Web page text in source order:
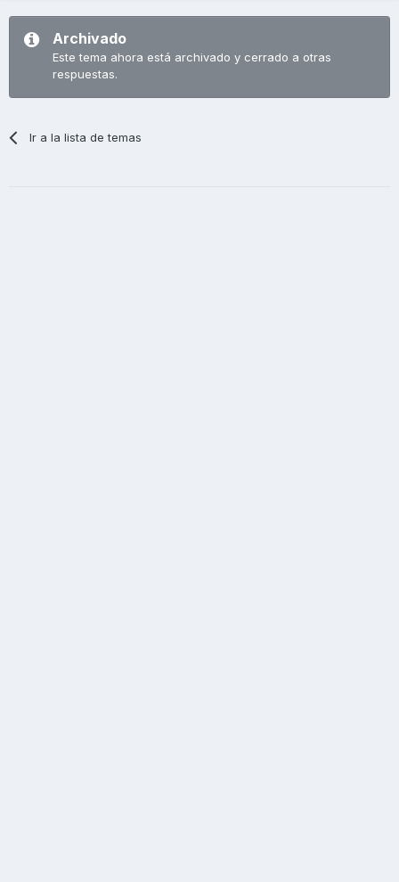
Archivado
Este tema ahora está archivado y cerrado a otras
respuestas.
Ir a la lista de temas